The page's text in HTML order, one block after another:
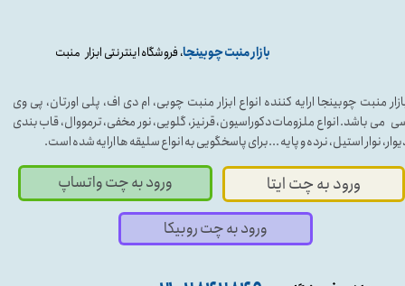
بازار منبت چوبینجا، فروشگاه اینترنتی ابزار منبت
منبت چوبینجا ارایه کننده انواع ابزار منبت چوبی، ام دی اف، پلی اورتان، پی وی
می باشد. انواع ملزومات دکوراسیون، قرنیز، گلویی، نور مخفی، ترمووال، قاب بندی
نوار استیل، نرده و پایه ...برای پاسخگویی به انواع سلیقه ها ارایه شده است.
ورود به چت ایتا ورود به چت واتساپ
ورود به چت روبیکا